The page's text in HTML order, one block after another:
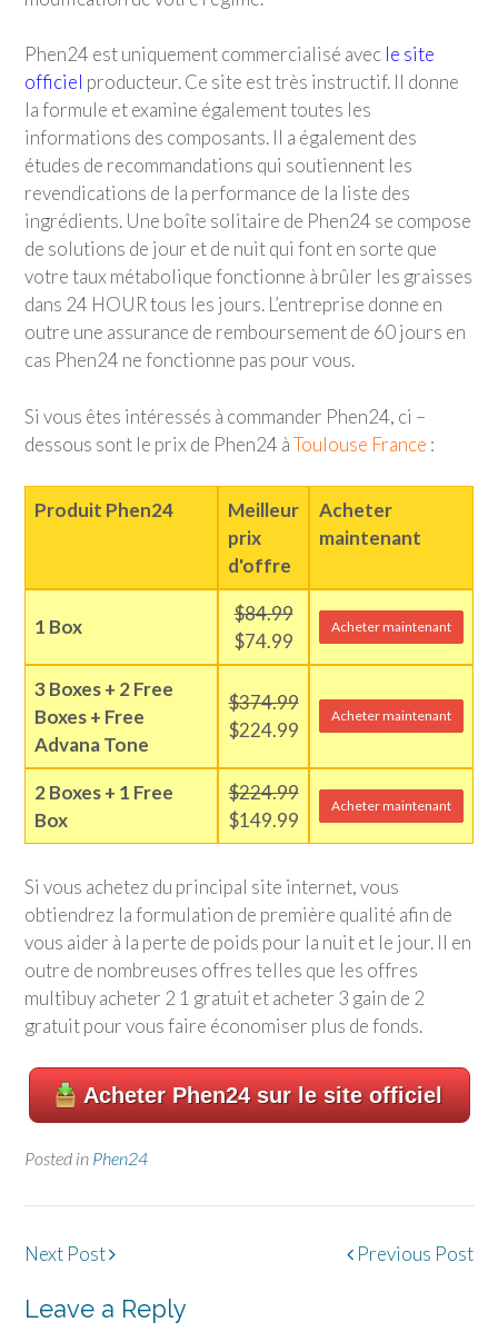
Phen24 est uniquement commercialisé avec le site
officiel producteur. Ce site est très instructif. Il donne
la formule et examine également toutes les
informations des composants. Il a également des
études de recommandations qui soutiennent les
revendications de la performance de la liste des
ingrédients. Une boîte solitaire de Phen24 se compose
de solutions de jour et de nuit qui font en sorte que
votre taux métabolique fonctionne à brûler les graisses
dans 24 HOUR tous les jours. L’entreprise donne en
outre une assurance de remboursement de 60 jours en
cas Phen24 ne fonctionne pas pour vous.
Si vous êtes intéressés à commander Phen24, ci –
dessous sont le prix de Phen24 àToulouse France :
Produit Phen24
Meilleur
prix
d'offre
Acheter
maintenant
1 Box
$84.99
$74.99
Acheter maintenant
3 Boxes + 2 Free
Boxes + Free
Advana Tone
$374.99
$224.99
Acheter maintenant
2 Boxes + 1 Free
Box
$224.99
$149.99
Acheter maintenant
Si vous achetez du principal site internet, vous
obtiendrez la formulation de première qualité afin de
vous aider à la perte de poids pour la nuit et le jour. Il en
outre de nombreuses offres telles que les offres
multibuy acheter 2 1 gratuit et acheter 3 gain de 2
gratuit pour vous faire économiser plus de fonds.
Acheter Phen24 sur le site officiel
Posted in Phen24
Post
Previous Post
Next Post
Leave a Reply